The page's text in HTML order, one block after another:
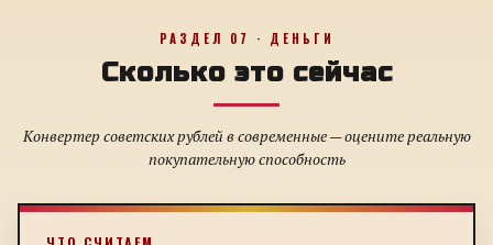
РАЗДЕЛ 07 · ДЕНЬГИ
Сколько это сейчас
Конвертер советских рублей в современные — оцените реальную
покупательную способность